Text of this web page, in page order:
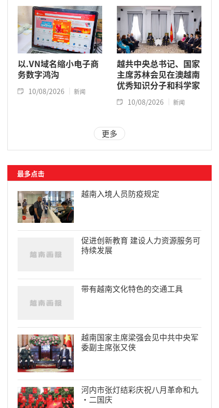
以.VN域名缩小电子商
务数字鸿沟
10/08/2026 新闻
越共中央总书记、国家
主席苏林会见在澳越南
优秀知识分子和科学家
10/08/2026 新闻
更多
最多点击
越南入境人员防疫规定
促进创新教育 建设人力资源服务可
持续发展
带有越南文化特色的交通工具
越南国家主席梁强会见中共中央军
委副主席张又侠
河内市张灯结彩庆祝八月革命和九
·二国庆